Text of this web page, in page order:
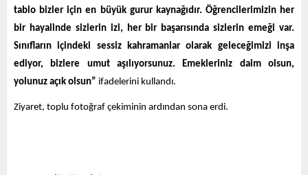
tablo bizler için en büyük gurur kaynağıdır. Öğrencilerimizin her
bir hayalinde sizlerin izi, her bir başarısında sizlerin emeği var.
Sınıfların içindeki sessiz kahramanlar olarak geleceğimizi inşa
ediyor, bizlere umut aşılıyorsunuz. Emekleriniz daim olsun,
yolunuz açık olsun” ifadelerini kullandı.
Ziyaret, toplu fotoğraf çekiminin ardından sona erdi.